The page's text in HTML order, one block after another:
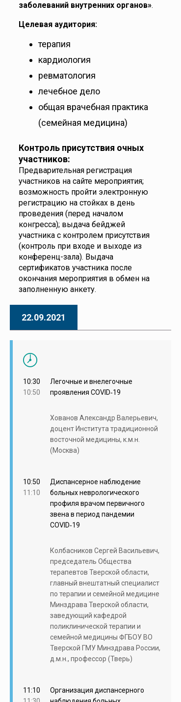
заболеваний внутренних органов».
Целевая аудитория:
терапия
кардиология
ревматология
лечебное дело
общая врачебная практика
(семейная медицина)
Контроль присутствия очных
участников:
Предварительная регистрация
участников на сайте мероприятия;
возможность пройти электронную
регистрацию на стойках в день
проведения (перед началом
конгресса); выдача бейджей
участника с контролем присутствия
(контроль при входе и выходе из
конференц-зала). Выдача
сертификатов участника после
окончания мероприятия в обмен на
заполненную анкету.
22.09.2021
10:30
10:50
Легочные и внелегочные
проявления COVID‑19
Хованов Александр Валерьевич,
доцент Института традиционной
восточной медицины, к.м.н.
(Москва)
10:50
11:10
Диспансерное наблюдение
больных неврологического
профиля врачом первичного
звена в период пандемии
COVID‑19
Колбасников Сергей Васильевич,
председатель Общества
терапевтов Тверской области,
главный внештатный специалист
по терапии и семейной медицине
Минздрава Тверской области,
заведующий кафедрой
поликлинической терапии и
семейной медицины ФГБОУ ВО
Тверской ГМУ Минздрава России,
д.м.н., профессор (Тверь)
11:10
Организация диспансерного